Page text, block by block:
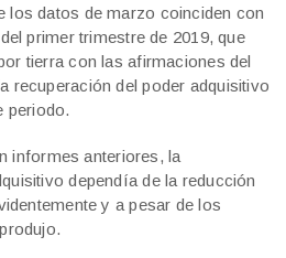
los datos de marzo coinciden con
primer trimestre de 2019, que
tierra con las afirmaciones del
recuperación del poder adquisitivo
periodo.
informes anteriores, la
dependía de la reducción
y a pesar de los